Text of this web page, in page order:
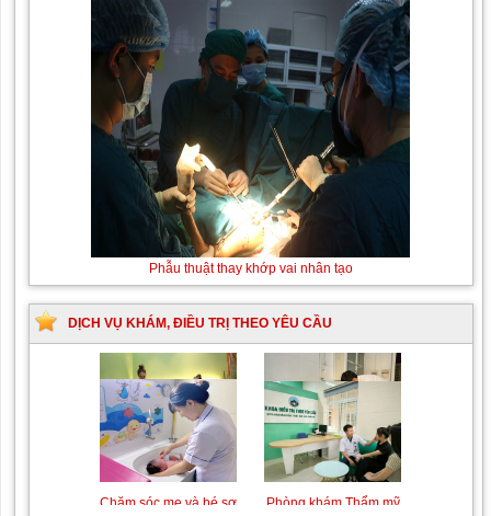
Phẫu thuật thay khớp vai nhân tạo
DỊCH VỤ KHÁM, ĐIỀU TRỊ THEO YÊU CẦU
Trung tâm chăm sóc mẹ
Khám bệnh nhân mắc
các bệnh lý về xương,
khớp